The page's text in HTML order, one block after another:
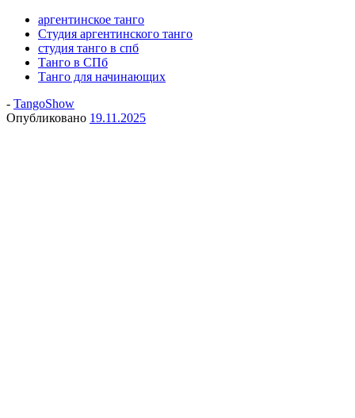
аргентинское танго
Студия аргентинского танго
студия танго в спб
Танго в СПб
Танго для начинающих
- TangoShow
Опубликовано 19.11.2025